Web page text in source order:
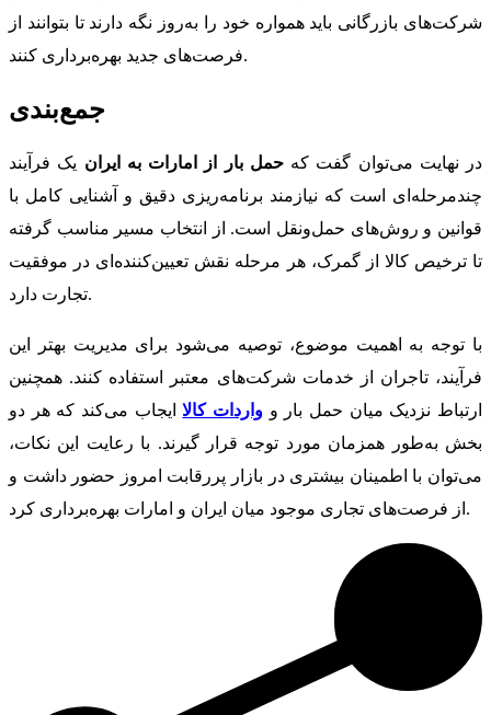
شرکت‌های بازرگانی باید همواره خود را به‌روز نگه دارند تا بتوانند از
فرصت‌های جدید بهره‌برداری کنند.
جمع‌بندی
در نهایت می‌توان گفت کهحمل بار از امارات به ایران یک فرآیند
چندمرحله‌ای است که نیازمند برنامه‌ریزی دقیق و آشنایی کامل با
قوانین و روش‌های حمل‌ونقل است. از انتخاب مسیر مناسب گرفته
تا ترخیص کالا از گمرک، هر مرحله نقش تعیین‌کننده‌ای در موفقیت
تجارت دارد.
با توجه به اهمیت موضوع، توصیه می‌شود برای مدیریت بهتر این
فرآیند، تاجران از خدمات شرکت‌های معتبر استفاده کنند. همچنین
ارتباط نزدیک میان حمل بار و واردات کالاایجاب می‌کند که هر دو
بخش به‌طور همزمان مورد توجه قرار گیرند. با رعایت این نکات،
می‌توان با اطمینان بیشتری در بازار پررقابت امروز حضور داشت و
از فرصت‌های تجاری موجود میان ایران و امارات بهره‌برداری کرد.